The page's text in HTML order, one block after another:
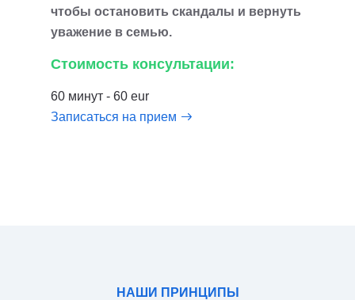
чтобы остановить скандалы и вернуть
уважение в семью.
Стоимость консультации:
60 минут - 60 eur
Записаться на прием
НАШИ ПРИНЦИПЫ